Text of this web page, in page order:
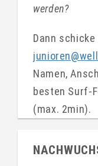
werden?
Dann
Namen,
besten Surf-
(max. 2min).